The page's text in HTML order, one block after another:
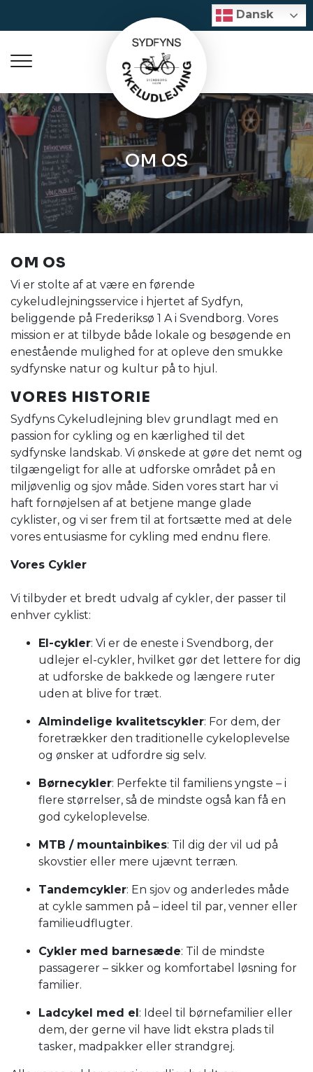
Dansk
Dansk
OM OS
OM OS
Vi er stolte af at være en førende
cykeludlejningsservice i hjertet af Sydfyn,
beliggende på Frederiksø 1 A i Svendborg. Vores
mission er at tilbyde både lokale og besøgende en
enestående mulighed for at opleve den smukke
sydfynske natur og kultur på to hjul.
VORES HISTORIE
Sydfyns Cykeludlejning blev grundlagt med en
passion for cykling og en kærlighed til det
sydfynske landskab. Vi ønskede at gøre det nemt og
tilgængeligt for alle at udforske området på en
miljøvenlig og sjov måde. Siden vores start har vi
haft fornøjelsen af at betjene mange glade
cyklister, og vi ser frem til at fortsætte med at dele
vores entusiasme for cykling med endnu flere.
Vores Cykler
Vi tilbyder et bredt udvalg af cykler, der passer til
enhver cyklist:
El-cykler: Vi er de eneste i Svendborg, der
udlejer el-cykler, hvilket gør det lettere for dig
at udforske de bakkede og længere ruter
uden at blive for træt.
Almindelige kvalitetscykler: For dem, der
foretrækker den traditionelle cykeloplevelse
og ønsker at udfordre sig selv.
Børnecykler: Perfekte til familiens yngste – i
flere størrelser, så de mindste også kan få en
god cykeloplevelse.
MTB / mountainbikes: Til dig der vil ud på
skovstier eller mere ujævnt terræn.
Tandemcykler: En sjov og anderledes måde
at cykle sammen på – ideel til par, venner eller
familieudflugter.
Cykler med barnesæde: Til de mindste
passagerer – sikker og komfortabel løsning for
familier.
Ladcykel med el: Ideel til børnefamilier eller
dem, der gerne vil have lidt ekstra plads til
tasker, madpakker eller strandgrej.